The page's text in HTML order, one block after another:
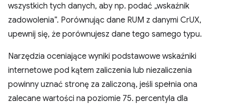
wszystkich tych danych, aby np. podać „wskaźnik
zadowolenia”. Porównując dane RUM z danymi CrUX,
upewnij się, że porównujesz dane tego samego typu.
Narzędzia oceniające wyniki podstawowe wskaźniki
internetowe pod kątem zaliczenia lub niezaliczenia
powinny uznać stronę za zaliczoną, jeśli spełnia ona
zalecane wartości na poziomie 75. percentyla dla